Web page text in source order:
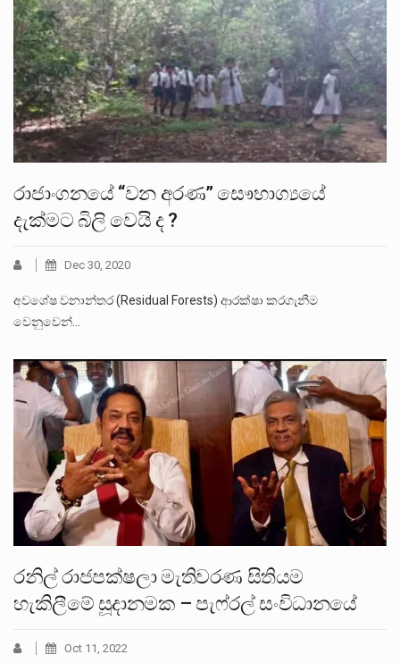
රාජාංගනයේ “වන අරණ” සෞභාග්‍යයේ
දැක්මට බිලි වෙයි ද ?
Dec 30, 2020
අවශේෂ වනාන්තර (Residual Forests) ආරක්ෂා කරගැනීම
වෙනුවෙන්…
රනිල් රාජපක්ෂලා මැතිවරණ සිතියම
හැකිලීමේ සූදානමක – පැෆ්රල් සංවිධානයේ
Oct 11, 2022